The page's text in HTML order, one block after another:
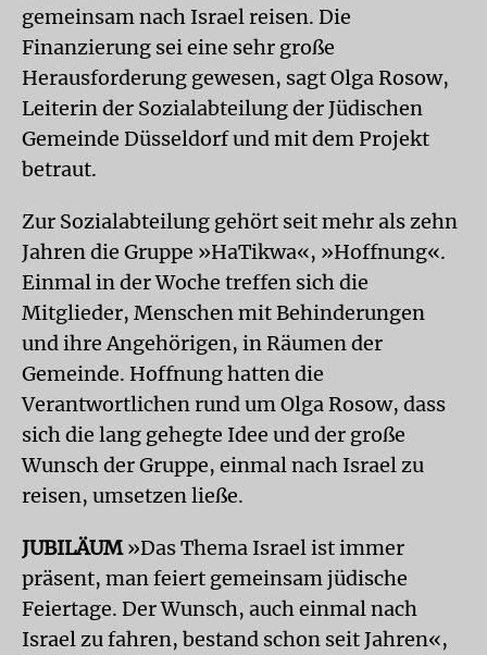
gemeinsam nach Israel reisen. Die
Finanzierung sei eine sehr große
Herausforderung gewesen, sagt Olga Rosow,
Leiterin der Sozialabteilung der Jüdischen
Gemeinde Düsseldorf und mit dem Projekt
betraut.
Zur Sozialabteilung gehört seit mehr als zehn
Jahren die Gruppe »HaTikwa«, »Hoffnung«.
Einmal in der Woche treffen sich die
Mitglieder, Menschen mit Behinderungen
und ihre Angehörigen, in Räumen der
Gemeinde. Hoffnung hatten die
Verantwortlichen rund um Olga Rosow, dass
sich die lang gehegte Idee und der große
Wunsch der Gruppe, einmal nach Israel zu
reisen, umsetzen ließe.
JUBILÄUM»Das Thema Israel ist immer
präsent, man feiert gemeinsam jüdische
Feiertage. Der Wunsch, auch einmal nach
Israel zu fahren, bestand schon seit Jahren«,